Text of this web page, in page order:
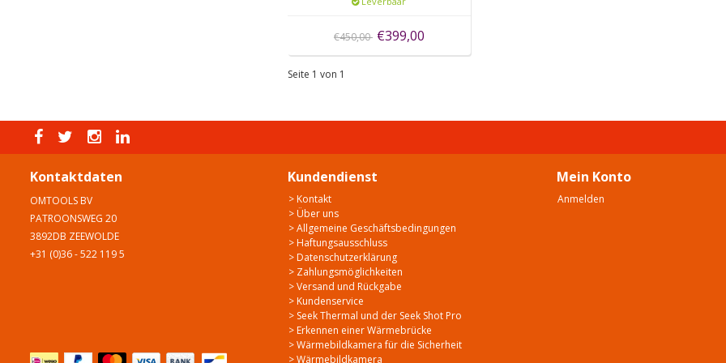
€450,00 €399,00
Seite 1 von 1
Kontaktdaten
OMTOOLS BV
PATROONSWEG 20
3892DB ZEEWOLDE
+31 (0)36 - 522 119 5
Kundendienst
> Kontakt
> Über uns
> Allgemeine Geschäftsbedingungen
> Haftungsausschluss
> Datenschutzerklärung
> Zahlungsmöglichkeiten
> Versand und Rückgabe
> Kundenservice
> Seek Thermal und der Seek Shot Pro
> Erkennen einer Wärmebrücke
> Wärmebildkamera für die Sicherheit
> Wärmebildkamera
Mein Konto
Anmelden